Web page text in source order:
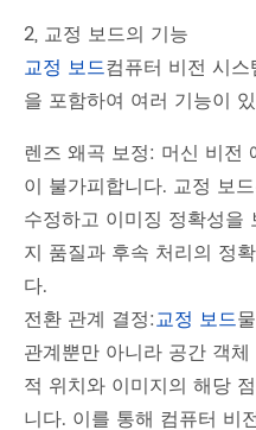
2, 교정 보드의 기능
교정 보드컴퓨터 비전 시
을 포함하여 여러 기능이
렌즈 왜곡 보정: 머신 비전
이 불가피합니다. 교정 보
수정하고 이미징 정확성을
지 품질과 후속 처리의 정
다.
전환 관계 결정:교정 보드
관계뿐만 아니라 공간 객
적 위치와 이미지의 해당
니다. 이를 통해 컴퓨터 비